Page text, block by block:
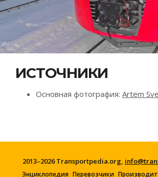
ИСТОЧНИКИ
Основная фотография: Artem
2013–2026 Transportpedia.org,
Энциклопедия Перевозчики